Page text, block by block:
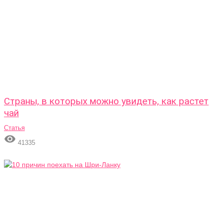
Страны, в которых можно увидеть, как растет
чай
Статья
 41335